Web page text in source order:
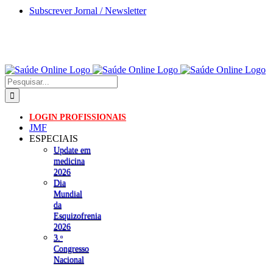
Skip
Subscrever Jornal / Newsletter
Pesquisar
LOGIN PROFISSIONAIS
JMF
ESPECIAIS
Update em
medicina
2026
Dia
Mundial
da
Esquizofrenia
2026
3.ᵒ
Congresso
Nacional